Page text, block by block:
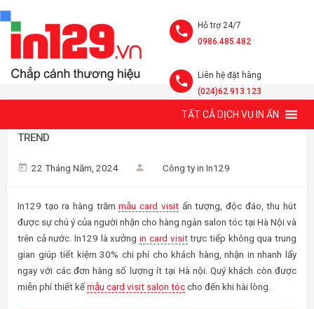
Hỗ trợ 24/7
0986.485.482
Liên hệ đặt hàng
(024)62.913.123
TẤT CẢ DỊCH VỤ IN ẤN
MẪU CARD VISIT SALON TÓC SANG TRỌNG, THIẾT KẾ THEO
TREND
22 Tháng Năm, 2024 Công ty in In129
In129 tạo ra hàng trămmẫu card visitấn tượng, độc đáo, thu hút
được sự chú ý của người nhận cho hàng ngàn salon tóc tại Hà Nội và
trên cả nước. In129 là xưởngin card visittrực tiếp không qua trung
gian giúp tiết kiệm 30% chi phí cho khách hàng, nhận in nhanh lấy
ngay với các đơn hàng số lượng ít tại Hà nội. Quý khách còn được
miễn phí thiết kếmẫu card visit salon tóccho đến khi hài lòng.